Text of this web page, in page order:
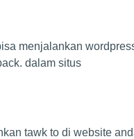
menjalankan
dalam situs
tawk to di website